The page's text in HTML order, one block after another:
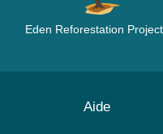
Eden Reforestation
Aide